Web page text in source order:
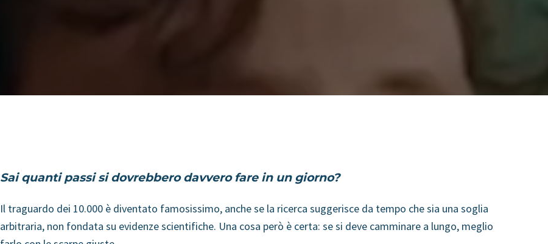
Sai quanti passi si dovrebbero davvero fare in un giorno?
Il traguardo dei 10.000 è diventato famosissimo, anche se la ricerca suggerisce da tempo che sia una soglia
arbitraria, non fondata su evidenze scientifiche. Una cosa però è certa: se si deve camminare a lungo, meglio